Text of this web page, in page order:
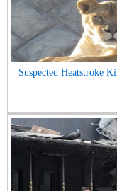
Suspected Heatstroke